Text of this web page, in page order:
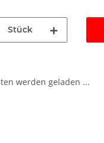
Stück
werden geladen ...